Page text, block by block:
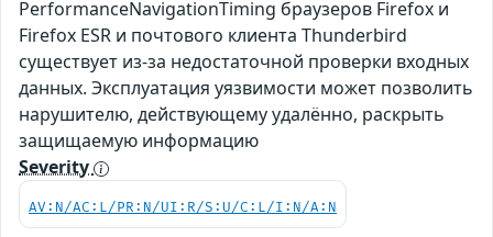
PerformanceNavigationTiming браузеров Firefox и
Firefox ESR и почтового клиента Thunderbird
существует из-за недостаточной проверки входных
данных. Эксплуатация уязвимости может позволить
нарушителю, действующему удалённо, раскрыть
защищаемую информацию
Severity
AV:N/AC:L/PR:N/UI:R/S:U/C:L/I:N/A:N